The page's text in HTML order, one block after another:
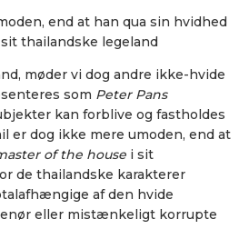
end at han qua sin hvidhed
thailandske legeland
møder vi dog andre ikke-hvide
som Peter Pans
kan forblive og fastholdes
er dog ikke mere umoden, end at
of the house i sit
de thailandske karakterer
af den hvide
eller mistænkeligt korrupte